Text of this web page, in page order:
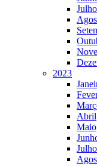
Julho
2023
Abril
Maio
Julho